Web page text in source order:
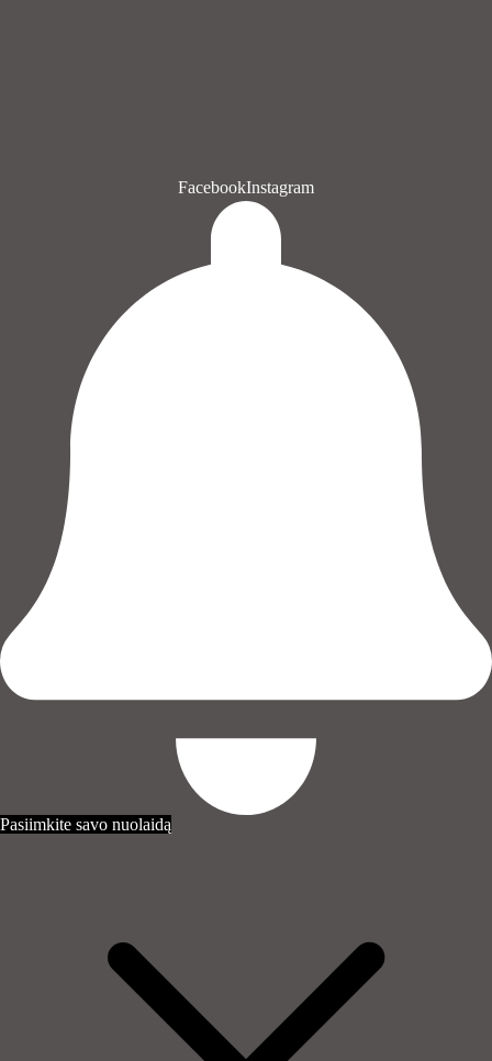
FacebookInstagram
Pasiimkite savo nuolaidą